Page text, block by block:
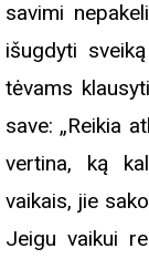
savimi
išugdyti
tėvams
save: „Reikia
vertina, ką
vaikais, jie
Jeigu vaikui